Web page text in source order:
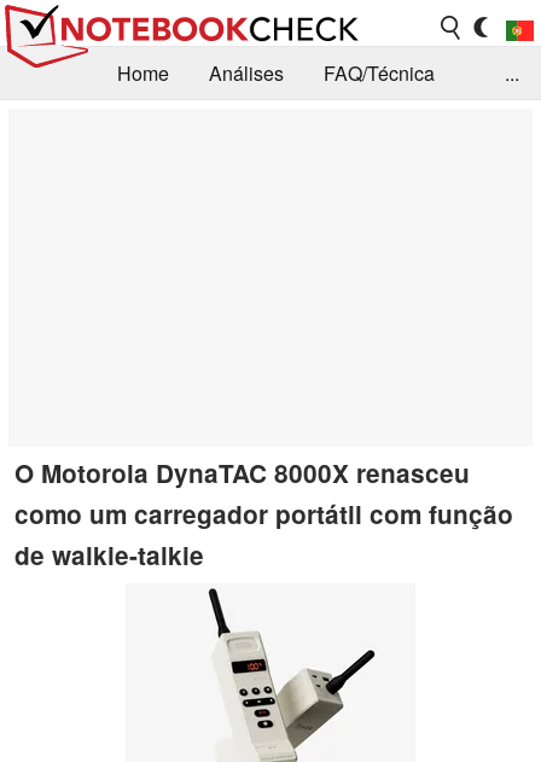
Home Análises
FAQ/Técnica
...
O Motorola DynaTAC 8000X renasceu
como um carregador portátil com função
de walkie-talkie